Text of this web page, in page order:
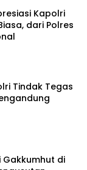
Kapolri
dari Polres
Tindak Tegas
Gakkumhut di